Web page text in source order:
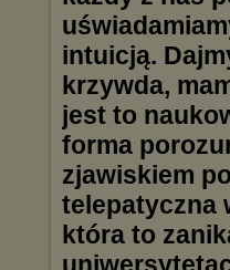
intuicją.
krzywda,
jest to
forma
zjawiskiem
telepatyczna
która to